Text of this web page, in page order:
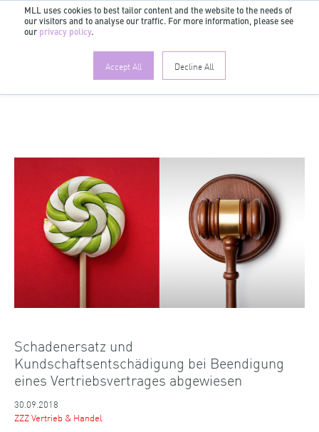
MLL uses cookies to best tailor content and the website to the needs of
our visitors and to analyse our traffic. For more information, please see
our privacy policy.
Accept All Decline All
DE
Schadenersatz und
Kundschaftsentschädigung bei Beendigung
eines Vertriebsvertrages abgewiesen
30.09.2018
ZZZ Vertrieb & Handel